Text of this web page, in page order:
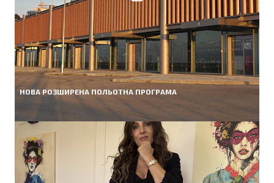
НОВА РОЗШИРЕНА ПОЛЬОТНА ПРОГРАМА